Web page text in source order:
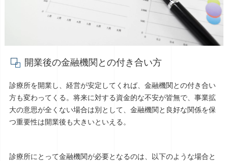
開業後の金融機関との付き合い方
診療所を開業し、経営が安定してくれば、金融機関との付き合い
方も変わってくる。将来に対する資金的な不安が皆無で、事業拡
大の意思が全くない場合は別として、金融機関と良好な関係を保
つ重要性は開業後も大きいといえる。
診療所にとって金融機関が必要となるのは、以下のような場合と